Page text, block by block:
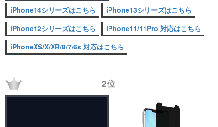
iPhone14シリーズはこちら
iPhone13シリーズはこちら
iPhone12シリーズはこちら
iPhone11/11Pro 対応はこちら
iPhoneXS/X/XR/8/7/6s 対応はこちら
2位